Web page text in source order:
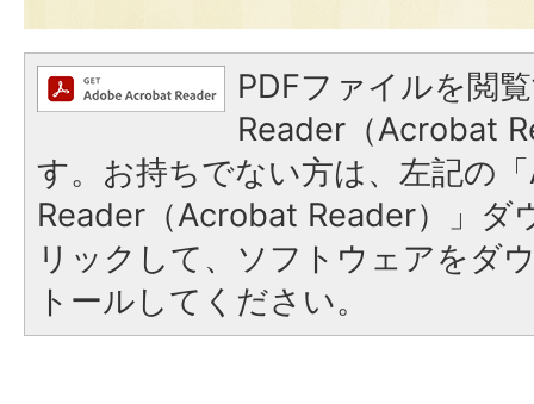
PDFファイルを閲
Reader（Acrobat
す。お持ちでない方は、左記の
Reader（Acrobat Reader）」ダ
リックして、ソフトウェアをダ
トールしてください。